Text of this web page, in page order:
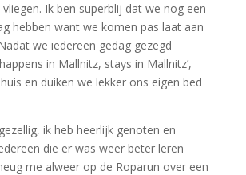
Ik ben superblij dat we nog een
hebben want we komen pas laat aan
we iedereen gedag gezegd
in Mallnitz, stays in Mallnitz’,
en duiken we lekker ons eigen bed
ik heb heerlijk genoten en
die er was weer beter leren
me alweer op de Roparun over een